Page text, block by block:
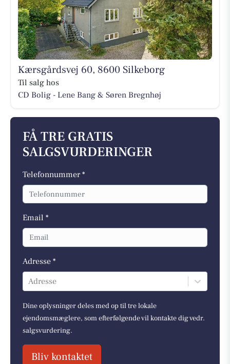
Kærsgårdsvej 60, 8600 Silkeborg
Til salg hos
CD Bolig - Lene Bang & Søren Bregnhøj
FÅ TRE GRATIS
SALGSVURDERINGER
Telefonnummer *
Email *
Adresse *
Adresse
Dine oplysninger deles med op til tre lokale
ejendomsmæglere, som efterfølgende vil kontakte dig vedr.
salgsvurdering.
Bliv kontaktet